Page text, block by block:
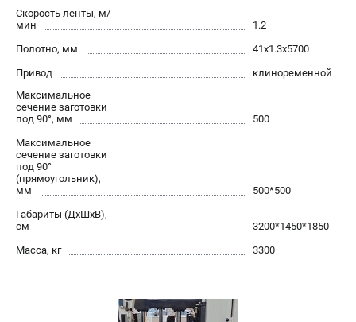
проспект Александровской Фермы, 29АЛ
Скорость ленты, м/
мин
1.2
Полотно, мм
41х1.3х5700
Привод
клиноременной
Максимальное
сечение заготовки
под 90°, мм
500
Максимальное
сечение заготовки
под 90°
(прямоугольник),
мм
500*500
Габариты (ДхШхВ),
см
3200*1450*1850
Масса, кг
3300